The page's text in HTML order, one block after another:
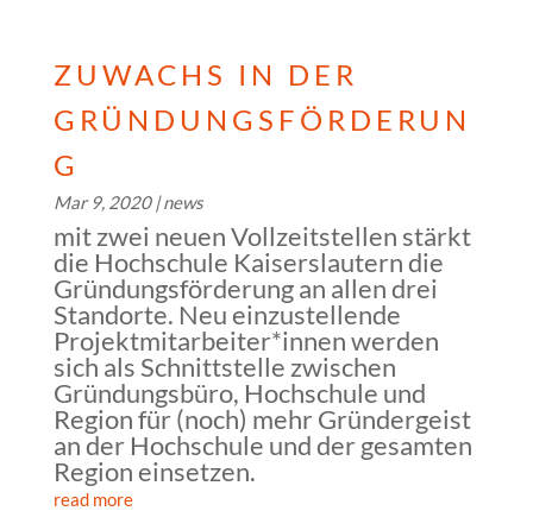
ZUWACHS IN DER
GRÜNDUNGSFÖRDERUN
G
Mar 9, 2020|news
mit zwei neuen Vollzeitstellen stärkt
die Hochschule Kaiserslautern die
Gründungsförderung an allen drei
Standorte. Neu einzustellende
Projektmitarbeiter*innen werden
sich als Schnittstelle zwischen
Gründungsbüro, Hochschule und
Region für (noch) mehr Gründergeist
an der Hochschule und der gesamten
Region einsetzen.
read more